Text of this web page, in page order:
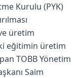
Kurulu (PYK)
üretim
eğitimin üretim
TOBB Yönetim
Saim